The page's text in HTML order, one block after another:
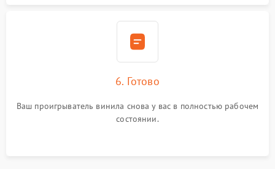
6. Готово
Ваш проигрыватель винила снова у вас в полностью рабочем
состоянии.